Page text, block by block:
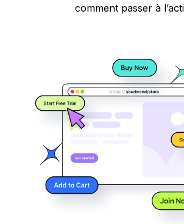
comment passer à